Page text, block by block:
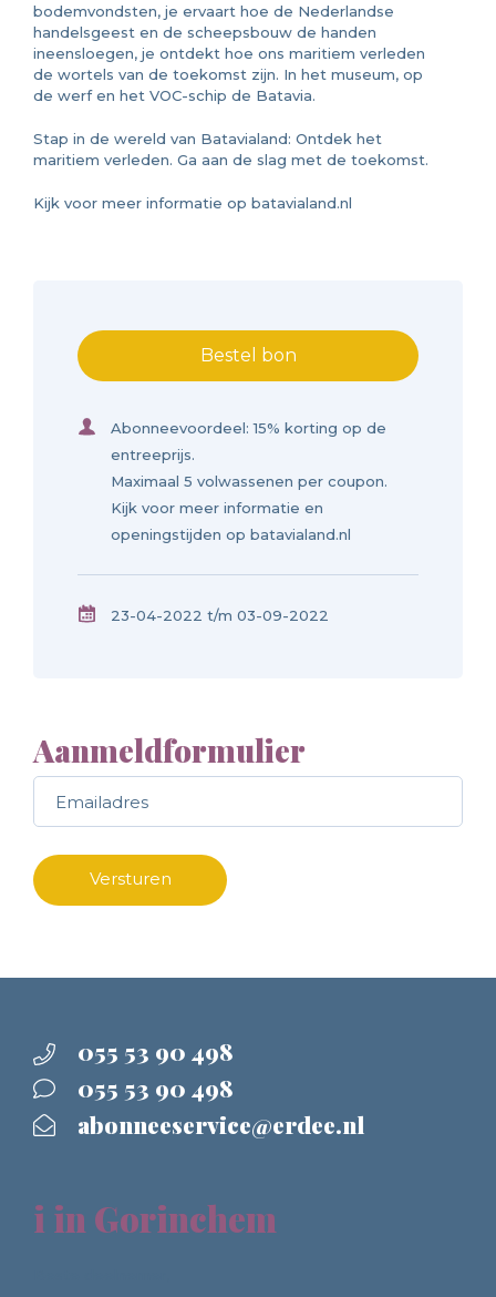
bodemvondsten, je ervaart hoe de Nederlandse
handelsgeest en de scheepsbouw de handen
ineensloegen, je ontdekt hoe ons maritiem verleden
de wortels van de toekomst zijn. In het museum, op
de werf en het VOC-schip de Batavia.
Stap in de wereld van Batavialand: Ontdek het
maritiem verleden. Ga aan de slag met de toekomst.
Kijk voor meer informatie op batavialand.nl
Bestel bon
Abonneevoordeel: 15% korting op de
entreeprijs.
Maximaal 5 volwassenen per coupon.
Kijk voor meer informatie en
openingstijden op batavialand.nl
23-04-2022 t/m 03-09-2022
Aanmeldformulier
Versturen
055 53 90 498
055 53 90 498
abonneeservice@erdee.nl
i in Gorinchem